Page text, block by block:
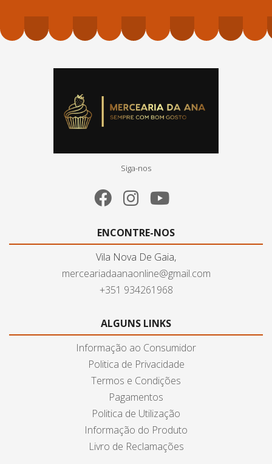
Siga-nos
ENCONTRE-NOS
Vila Nova De Gaia,
merceariadaanaonline@gmail.com
+351 934261968
ALGUNS LINKS
Informação ao Consumidor
Politica de Privacidade
Termos e Condições
Pagamentos
Politica de Utilização
Informação do Produto
Livro de Reclamações